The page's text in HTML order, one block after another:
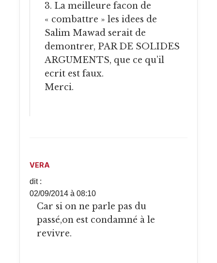
3. La meilleure facon de
« combattre » les idees de
Salim Mawad serait de
demontrer, PAR DE SOLIDES
ARGUMENTS, que ce qu’il
ecrit est faux.
Merci.
VERA
dit :
02/09/2014 à 08:10
Car si on ne parle pas du
passé,on est condamné à le
revivre.